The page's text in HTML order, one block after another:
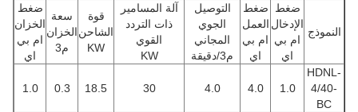
النموذج
ضغط
الإدخال
ام بي
اي
ضغط
العمل
ام بي
اي
التوصيل
الجوي
المجاني
م3/دقيقة
آلة المسامير
ذات التردد
القوي
KW
قوة
الشاحن
KW
سعة
الخزان
م3
ضغط
الخزان
ام بي
اي
HDNL-
4/40-
BC
1.0
4.0
4.0
30
18.5
0.3
1.0